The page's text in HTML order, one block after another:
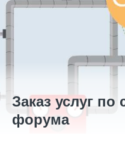
Заказ услуг
форума